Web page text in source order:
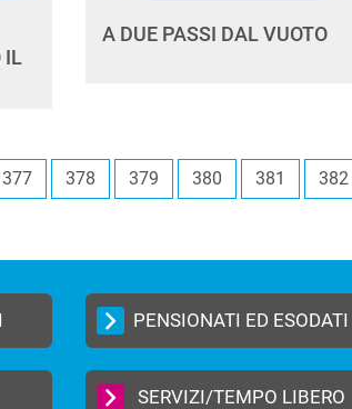
IL
A DUE PASSI DAL VUOTO
377 378 379 380 381 382
PENSIONATI ED ESODATI
SERVIZI/TEMPO LIBERO